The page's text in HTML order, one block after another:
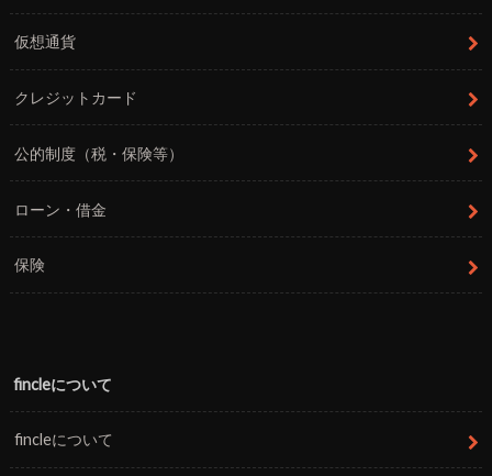
仮想通貨
クレジットカード
公的制度（税・保険等）
ローン・借金
保険
fincleについて
fincleについて